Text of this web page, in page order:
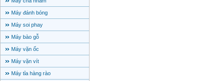
Máy đánh bóng
Máy soi phay
Máy bào gỗ
Máy vặn ốc
Máy vặn vít
Máy tỉa hàng rào